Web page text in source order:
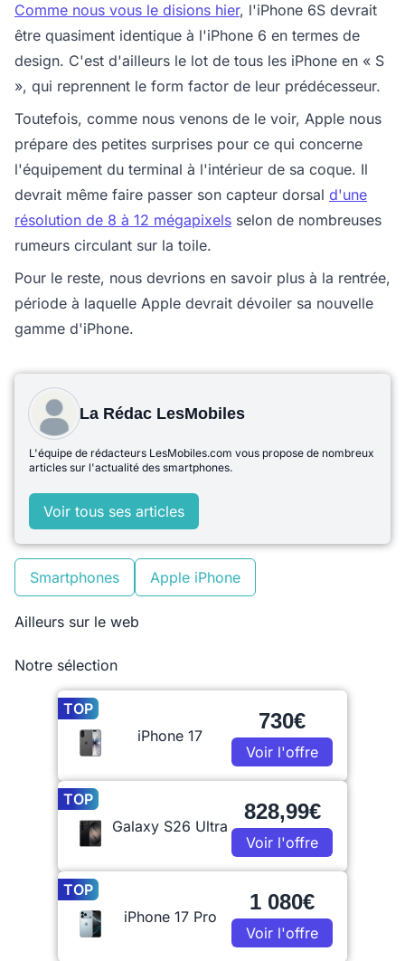
Comme nous vous le disions hier, l'iPhone 6S devrait
être quasiment identique à l'iPhone 6 en termes de
design. C'est d'ailleurs le lot de tous les iPhone en « S
», qui reprennent le form factor de leur prédécesseur.
Toutefois, comme nous venons de le voir, Apple nous
prépare des petites surprises pour ce qui concerne
l'équipement du terminal à l'intérieur de sa coque. Il
devrait même faire passer son capteur dorsal d'une
résolution de 8 à 12 mégapixels selon de nombreuses
rumeurs circulant sur la toile.
Pour le reste, nous devrions en savoir plus à la rentrée,
période à laquelle Apple devrait dévoiler sa nouvelle
gamme d'iPhone.
La Rédac LesMobiles
L'équipe de rédacteurs LesMobiles.com vous propose de nombreux
articles sur l'actualité des smartphones.
Voir tous ses articles
Smartphones Apple iPhone
Ailleurs sur le web
Notre sélection
TOP
iPhone 17
730€
Voir l'offre
TOP
Galaxy S26 Ultra
828,99€
Voir l'offre
TOP
iPhone 17 Pro
1 080€
Voir l'offre